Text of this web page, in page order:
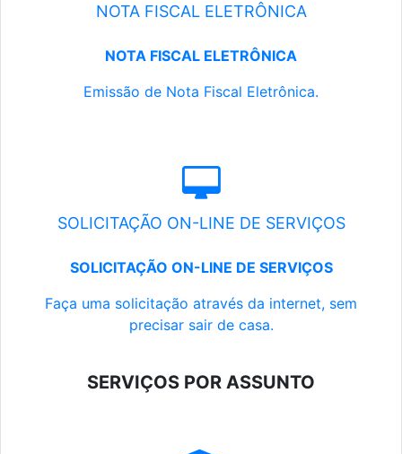
NOTA FISCAL ELETRÔNICA
NOTA FISCAL ELETRÔNICA
Emissão de Nota Fiscal Eletrônica.
SOLICITAÇÃO ON-LINE DE SERVIÇOS
SOLICITAÇÃO ON-LINE DE SERVIÇOS
Faça uma solicitação através da internet, sem
precisar sair de casa.
SERVIÇOS POR ASSUNTO